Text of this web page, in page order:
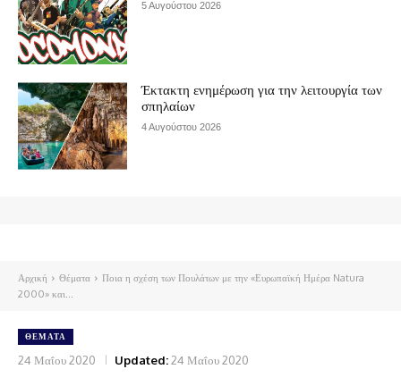
5 Αυγούστου 2026
Έκτακτη ενημέρωση για την λειτουργία των
σπηλαίων
4 Αυγούστου 2026